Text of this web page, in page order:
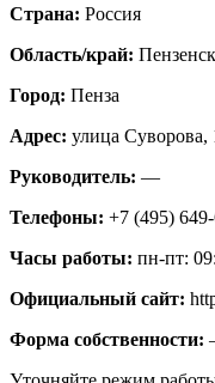
Страна: Россия
Область/край:
Город: Пенза
Адрес: улица
Руководитель: —
Телефоны: +7 (495)
Часы работы: пн-пт:
Официальный сайт:
Форма собственности: